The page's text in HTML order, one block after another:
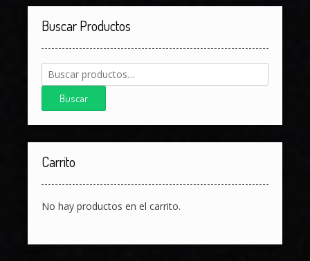
Buscar Productos
Buscar
por:
Buscar
Carrito
No hay productos en el carrito.